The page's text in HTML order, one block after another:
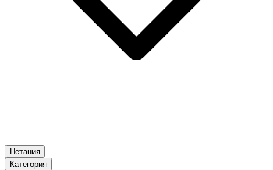
Нетания
Категория